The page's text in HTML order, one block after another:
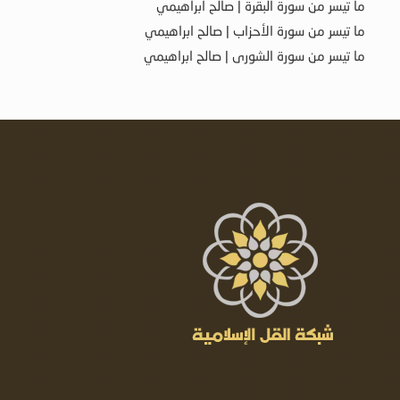
ما تيسر من سورة البقرة | صالح ابراهيمي
ما تيسر من سورة الأحزاب | صالح ابراهيمي
ما تيسر من سورة الشورى | صالح ابراهيمي